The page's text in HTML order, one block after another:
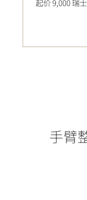
起价 9,000 瑞
手臂